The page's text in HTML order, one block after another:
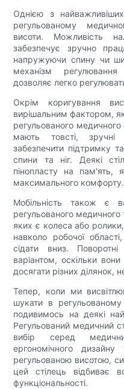
Однією з
регульованому
висоти. Можливість
забезпечує зручно
напружуючи спину чи
механізм
дозволяє легко
Окрім коригування
вирішальним фактором,
регульованого медичного
мають товсті,
забезпечити підтримку
спини та ніг. Деякі
пінопласту на пам'ять,
максимального комфорту.
Мобільність також є
регульованого
яких є колеса або
навколо робочої
сідати вниз.
варіантом, оскільки
досягати різних ділянок,
Тепер, коли ми
шукати в
подивимось на деякі
Регульований медичний
вибір серед
ергономічного
регульованою висотою,
цей стілець відбиває
функціональності.